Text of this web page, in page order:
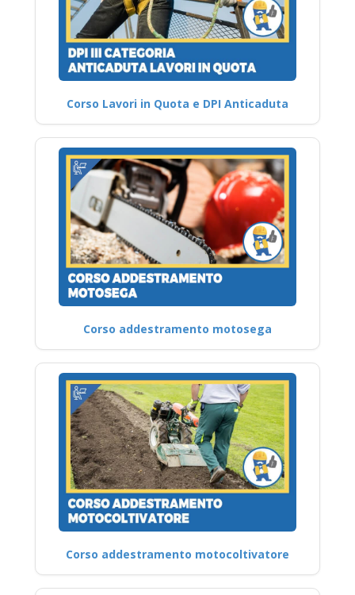
Corso Lavori in Quota e DPI Anticaduta
Corso addestramento motosega
Corso addestramento motocoltivatore